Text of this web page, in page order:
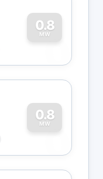
0.8
MW
0
0.8
MW
0